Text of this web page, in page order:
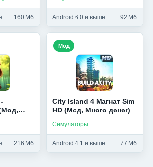
160 Мб Android 6.0 и выше 92 Мб
216 Мб
City Island 4 Магнат Sim
HD (Мод, Много денег)
Симуляторы
Android 4.1 и выше 77 Мб
Мод